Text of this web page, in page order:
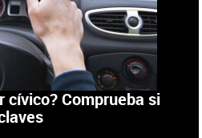
cívico? Comprueba si